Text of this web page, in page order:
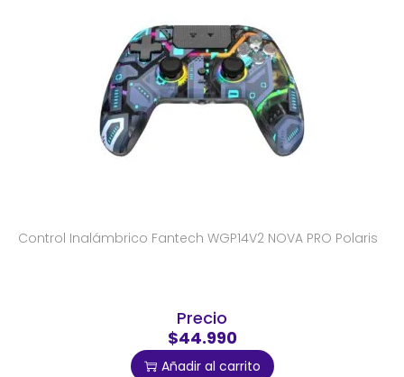
Control Inalámbrico Fantech WGP14V2 NOVA PRO Polaris
Precio
$44.990
Añadir al carrito